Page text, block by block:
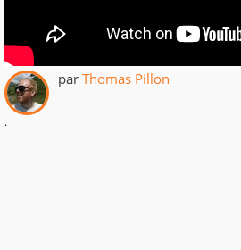
par Thomas Pillon
.